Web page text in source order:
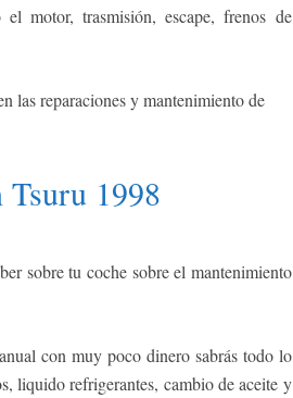
motor, trasmisión, escape, frenos de
las reparaciones y mantenimiento de
Tsuru 1998
sobre tu coche sobre el mantenimiento
con muy poco dinero sabrás todo lo
liquido refrigerantes, cambio de aceite y